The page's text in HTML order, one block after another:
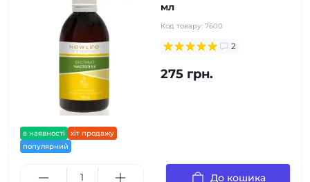
в наявності
хіт продажу
популярний
мл
Код товару: 7600
2
275 грн.
До кошика